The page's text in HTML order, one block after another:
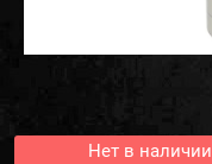
Нет в наличии